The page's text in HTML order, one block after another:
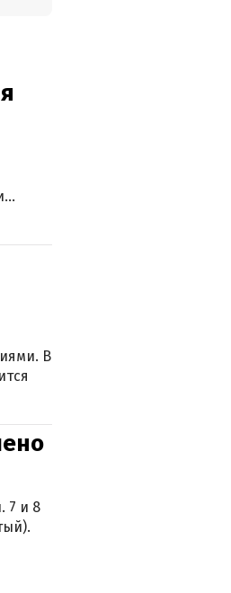
В
7 и 8